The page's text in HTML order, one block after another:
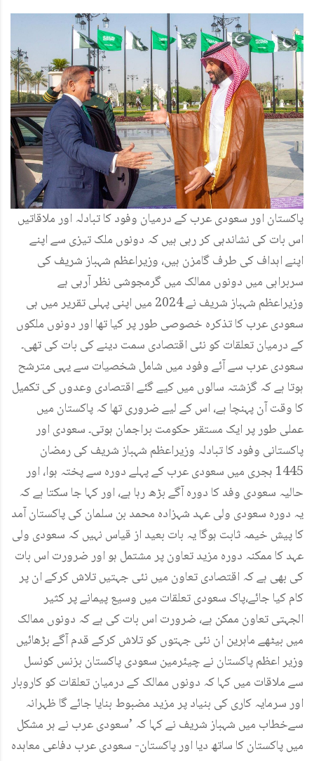
پاکستان اور سعودی عرب کے درمیان وفود کا تبادلہ اور ملاقاتیں
اس بات کی نشاندہی کر رہی ہیں کہ دونوں ملک تیزی سے اپنے
اپنے اہداف کی طرف گامزن ہیں، وزیراعظم شہباز شریف کی
سربراہی میں دونوں ممالک میں گرمجوشی نظر آرہی ہے
وزیراعظم شہباز شریف نے 2024 میں اپنی پہلی تقریر میں ہی
سعودی عرب کا تذکرہ خصوصی طور پر کیا تھا اور دونوں ملکوں
کے درمیان تعلقات کو نئی اقتصادی سمت دینے کی بات کی تھی۔
سعودی عرب سے آئے وفود میں شامل شخصیات سے یہی مترشح
ہوتا ہے کہ گزشتہ سالوں میں کیے گئے اقتصادی وعدوں کی تکمیل
کا وقت آن پہنچا ہے، اس کے لیے ضروری تھا کہ پاکستان میں
عملی طور پر ایک مستقر حکومت براجمان ہوتی۔ سعودی اور
پاکستانی وفود کا تبادلہ وزیراعظم شہباز شریف کی رمضان
1445 ہجری میں سعودی عرب کے پہلے دورہ سے پختہ ہوا، اور
حالیہ سعودی وفد کا دورہ آگے بڑھ رہا ہے، اور کہا جا سکتا ہے کہ
یہ دورہ سعودی ولی عہد شہزادہ محمد بن سلمان کی پاکستان آمد
کا پیش خیمہ ثابت ہوگا یہ بات بعید از قیاس نہیں کہ سعودی ولی
عہد کا ممکنہ دورہ مزید تعاون پر مشتمل ہو اور ضرورت اس بات
کی بھی ہے کہ اقتصادی تعاون میں نئی جہتیں تلاش کرکے ان پر
کام کیا جائے،پاک سعودی تعلقات میں وسیع پیمانے پر کثیر
الجہتی تعاون ممکن ہے، ضرورت اس بات کی ہے کہ دونوں ممالک
میں بیٹھے ماہرین ان نئی جہتوں کو تلاش کرکے قدم آگے بڑھائیں
وزیر اعظم پاکستان نے چیئرمین سعودی پاکستان بزنس کونسل
سے ملاقات میں کہا کہ دونوں ممالک کے درمیان تعلقات کو کاروبار
اور سرمایہ کاری کی بنیاد پر مزید مضبوط بنایا جائے گا ظہرانہ
سےخطاب میں شہباز شریف نے کہا کہ ’سعودی عرب نے ہر مشکل
میں پاکستان کا ساتھ دیا اور پاکستان- سعودی عرب دفاعی معاہدہ